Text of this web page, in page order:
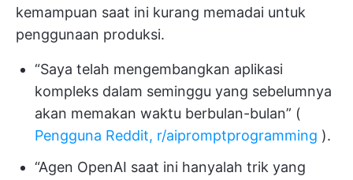
kemampuan saat ini kurang memadai untuk
penggunaan produksi.
“Saya telah mengembangkan aplikasi
kompleks dalam seminggu yang sebelumnya
akan memakan waktu berbulan-bulan” (
Pengguna Reddit, r/aipromptprogramming ).
“Agen OpenAI saat ini hanyalah trik yang